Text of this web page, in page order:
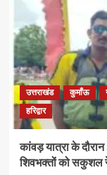
उत्तराखंड कुमाँऊ
हरिद्वार
कांवड़ यात्रा के
शिवभक्तों को सकुशल